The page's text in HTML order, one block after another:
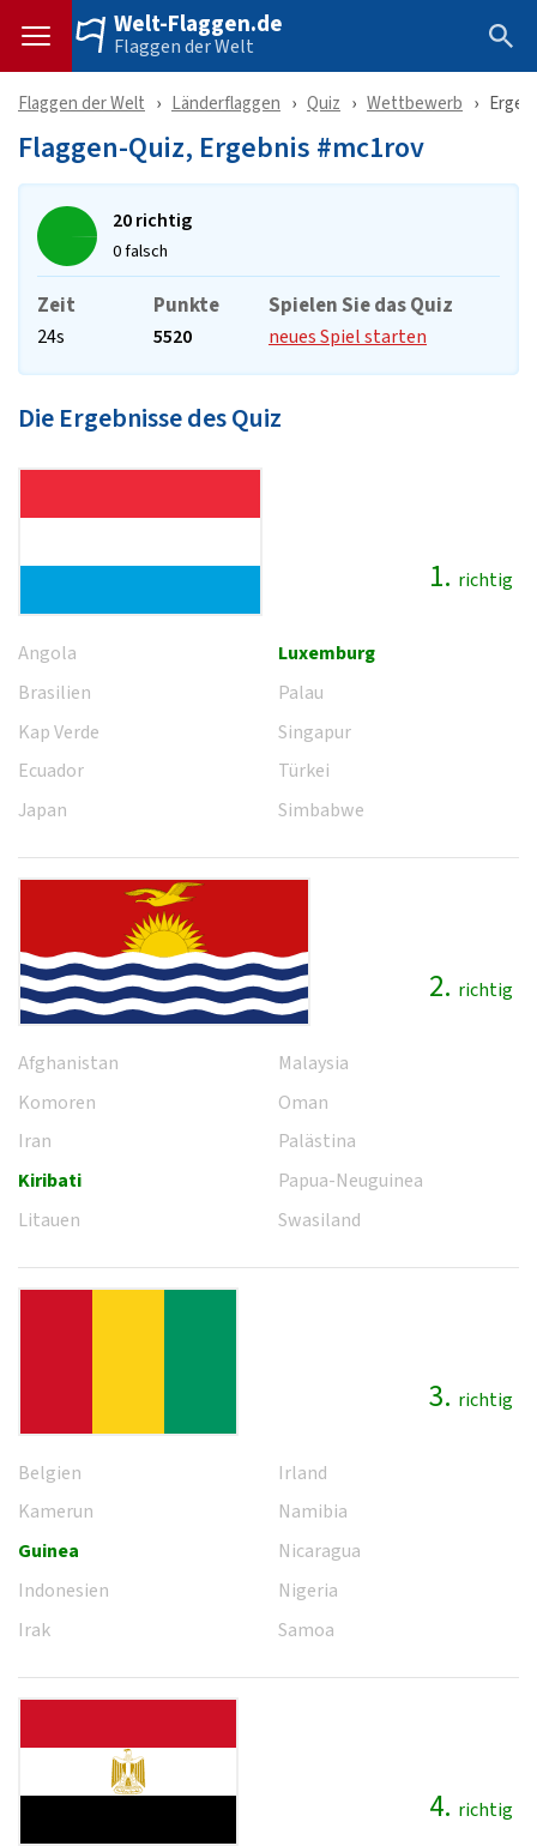
Welt-Flaggen.de
Flaggen der Welt
Flaggen der Welt Länderflaggen Quiz Wettbewerb
Flaggen-Quiz, Ergebnis #mc1rov
20 richtig
0 falsch
Zeit
24s
Punkte
5520
Spielen Sie das Quiz
neues Spiel starten
Die Ergebnisse des Quiz
1. richtig
Angola
Brasilien
Kap Verde
Ecuador
Japan
Luxemburg
Palau
Singapur
Türkei
Simbabwe
2. richtig
Afghanistan
Komoren
Iran
Kiribati
Litauen
Malaysia
Oman
Palästina
Papua-Neuguinea
Swasiland
3. richtig
Belgien
Kamerun
Guinea
Indonesien
Irak
Irland
Namibia
Nicaragua
Nigeria
Samoa
4. richtig